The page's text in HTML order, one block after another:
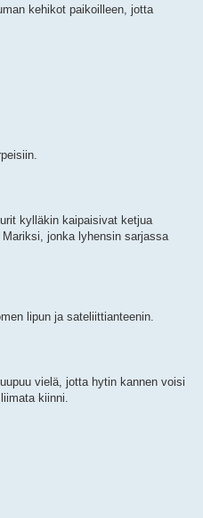
kehikot paikoilleen, jotta
kylläkin kaipaisivat ketjua
jonka lyhensin sarjassa
lipun ja sateliittianteenin.
vielä, jotta hytin kannen voisi
kiinni.